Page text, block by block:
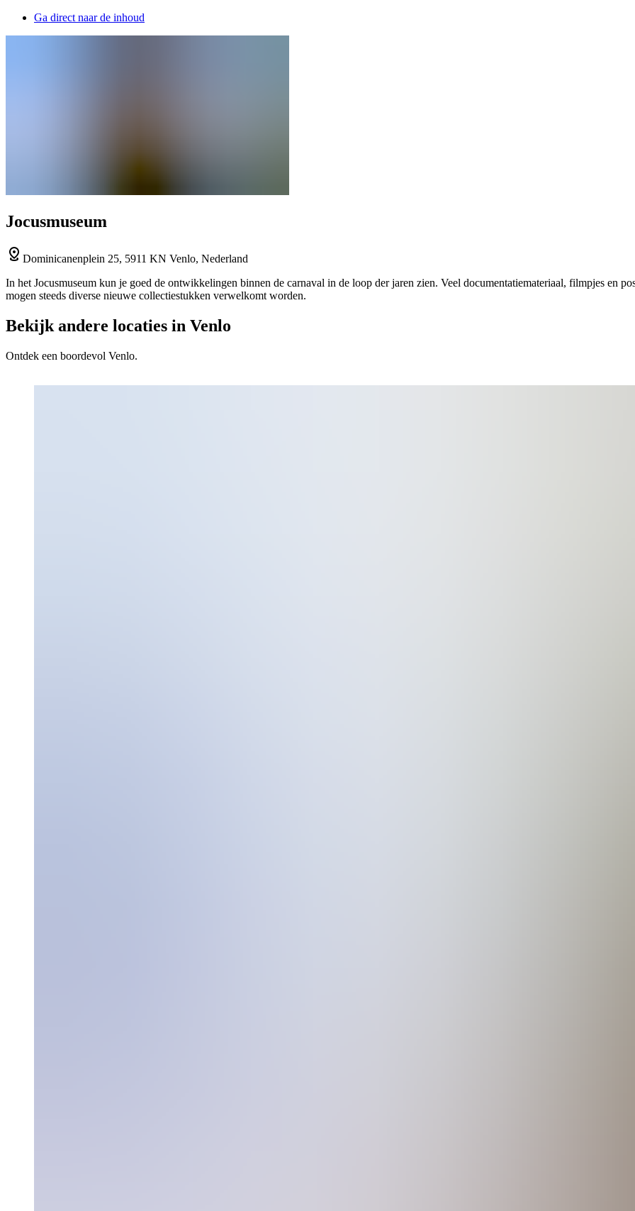
Ga direct naar de inhoud
Jocusmuseum
Dominicanenplein 25, 5911 KN Venlo, Nederland
In het Jocusmuseum kun je goed de ontwikkelingen binnen de carnaval in de loop der jaren zien. Veel documentatiemateriaal, filmpjes en
mogen steeds diverse nieuwe collectiestukken verwelkomt worden.
Bekijk andere locaties in Venlo
Ontdek een boordevol Venlo.